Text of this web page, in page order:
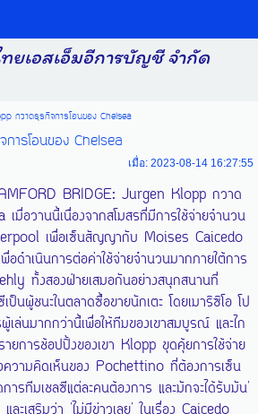
ทยเอสเอ็มอีการบัญชี จำกัด
กวาดธุรกิจการโอนของ Chelsea
ารโอนของ Chelsea
เมื่อ: 2023-08-14 16:27:55
BRIDGE: Jurgen Klopp กวาด
มื่อวานนี้เนื่องจากสโมสรที่มีการใช้จ่ายจำนวน
เพื่อเซ็นสัญญากับ Moises Caicedo
ดำเนินการต่อค่าใช้จ่ายจำนวนมากภายใต้การ
ทั้งสองฝ่ายเสมอกันอย่างสนุกสนานที่
นผู้ชนะในตลาดซื้อขายนักเตะ โดยเมาริซิโอ โป
เล่นมากกว่านี้เพื่อให้ทีมของเขาสมบูรณ์ และไก
ยการช้อปปิ้งของเขา Klopp ขุดคุ้ยการใช้จ่าย
วามคิดเห็นของ Pochettino ที่ต้องการเซ็น
รทีมเชลซีแต่ละคนต้องการ และมักจะได้รับมัน'